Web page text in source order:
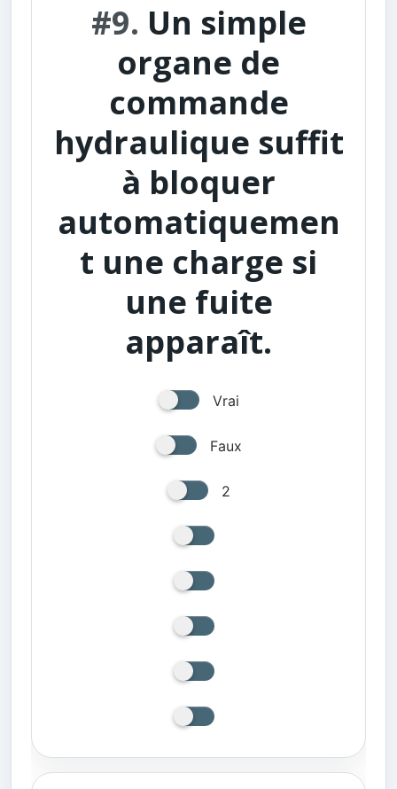
#9. Un simple
organe de
commande
hydraulique suffit
à bloquer
automatiquemen
t une charge si
une fuite
apparaît.
Vrai
Faux
2